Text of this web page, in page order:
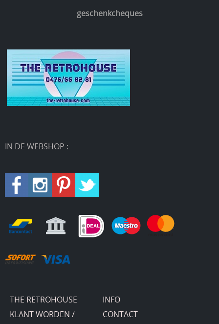
geschenkcheques
IN DE WEBSHOP :
THE RETROHOUSE
INFO
KLANT WORDEN /
CONTACT